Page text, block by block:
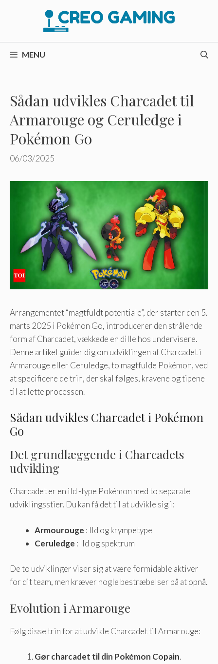
MENU
Sådan udvikles Charcadet til
Armarouge og Ceruledge i
Pokémon Go
06/03/2025
Arrangementet “magtfuldt potentiale”, der starter den 5.
marts 2025 i Pokémon Go, introducerer den strålende
form af Charcadet, vækkede en dille hos undervisere.
Denne artikel guider dig om udviklingen af ​​Charcadet i
Armarouge eller Ceruledge, to magtfulde Pokémon, ved
at specificere de trin, der skal følges, kravene og tipene
til at lette processen.
Sådan udvikles Charcadet i Pokémon
Go
Det grundlæggende i Charcadets
udvikling
Charcadet er en ild -type Pokémon med to separate
udviklingsstier. Du kan få det til at udvikle sig i:
Armourouge : Ild og krympetype
Ceruledge : Ild og spektrum
De to udviklinger viser sig at være formidable aktiver
for dit team, men kræver nogle bestræbelser på at opnå.
Evolution i Armarouge
Følg disse trin for at udvikle Charcadet til Armarouge:
Gør charcadet til din Pokémon Copain.